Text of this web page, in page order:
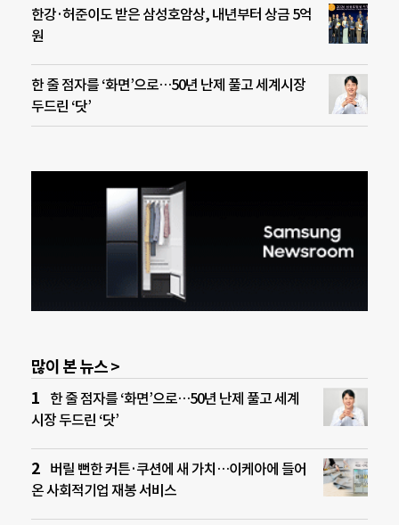
한강·허준이도 받은 삼성호암상, 내년부터 상금 5억
원
한 줄 점자를 ‘화면’으로…50년 난제 풀고 세계시장
두드린 ‘닷’
많이 본 뉴스 >
한 줄 점자를 ‘화면’으로…50년 난제 풀고 세계
시장 두드린 ‘닷’
버릴 뻔한 커튼·쿠션에 새 가치…이케아에 들어
온 사회적기업 재봉 서비스